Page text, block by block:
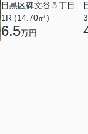
目黒区碑文谷５丁目
1R (14.70㎡)
6.5万円